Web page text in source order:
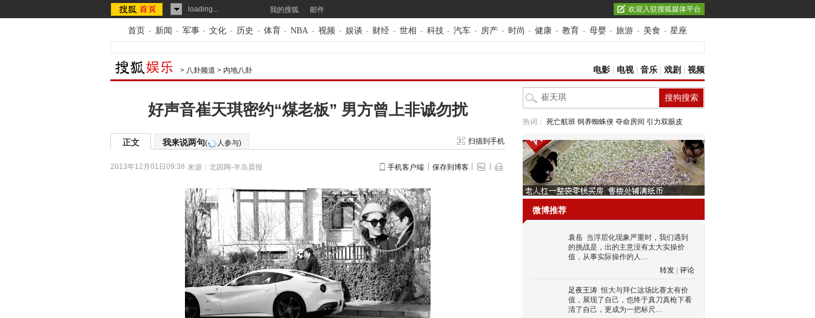
loading... 我的搜狐 邮件 欢迎入驻搜狐媒体平台
首页 - 新闻 - 军事 - 文化 - 历史 - 体育 - NBA - 视频 - 娱谈 - 财经 - 世相 - 科技 - 汽车 - 房产 - 时尚 - 健康 - 教育 - 母婴 - 旅游 - 美食 - 星座
> 八卦频道 > 内地八卦 电影 电视| 音乐 戏剧 视频
好声音崔天琪密约“煤老板” 男方曾上非诚勿扰
正文 我来说两句( 人参与) 扫描到手机
2013年12月01日09:38 来源： 北国网-半岛晨报 手机客户端 保存到博客
热词： 死亡航班 饲养蜘蛛侠 夺命房间 引力双眼皮
微博推荐
袁岳 当浮层化现象严重时，我们遇到
的挑战是，出的主意没有太大实操价
值，从事实际操作的人…
转发
评论
足夜王涛 恒大与拜仁这场比赛太有价
值，展现了自己，也终于真刀真枪下看
清了自己，更成为一把标尺…